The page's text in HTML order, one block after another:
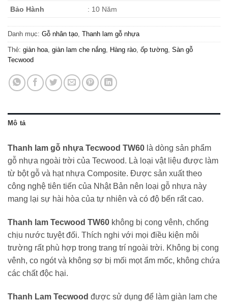
Bảo Hành : 10 Năm
Danh mục: Gỗ nhân tạo, Thanh lam gỗ nhựa
Thẻ: giàn hoa, giàn lam che nắng, Hàng rào, ốp tường, Sàn gỗ
Tecwood
Mô tả
Thanh lam gỗ nhựa Tecwood TW60 là dòng sản phẩm
gỗ nhựa ngoài trời của Tecwood. Là loại vật liệu được làm
từ bột gỗ và hạt nhựa Composite. Được sản xuất theo
công nghệ tiên tiến của Nhật Bản nên loại gỗ nhựa này
mang lại sự hài hòa của tự nhiên và có độ bến rất cao.
Thanh lam Tecwood TW60 không bị cong vênh, chống
chịu nước tuyệt đối. Thích nghi với mọi điều kiện môi
trường rất phù hợp trong trang trí ngoài trời. Không bị cong
vênh, co ngót và không sợ bị mối mọt ẩm mốc, không chứa
các chất độc hại.
Thanh Lam Tecwood được sử dụng để làm giàn lam che